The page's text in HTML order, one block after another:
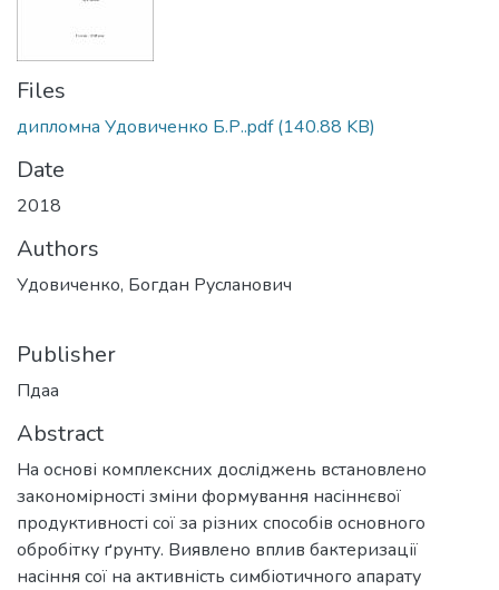
Files
дипломна Удовиченко Б.Р..pdf(140.88 KB)
Date
2018
Authors
Удовиченко, Богдан Русланович
Publisher
Пдаа
Abstract
На основі комплексних досліджень встановлено
закономірності зміни формування насіннєвої
продуктивності сої за різних способів основного
обробітку ґрунту. Виявлено вплив бактеризації
насіння сої на активність симбіотичного апарату